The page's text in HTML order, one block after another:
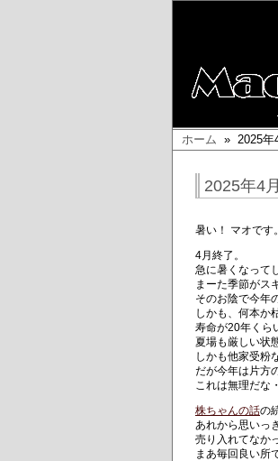
ホーム » 2025年
2025年4
暑い！ マオです。
4月終了。
急に暑くなって
まーた季節がス
そのお陰で今年
しかも、何本か
寿命が20年くら
夏場も厳しい状
しかも他家受粉
だが今年は片方
これは無理だな
株ちゃんの話の
あれから思いっ
売り入れてなか
まあ毎回良い所